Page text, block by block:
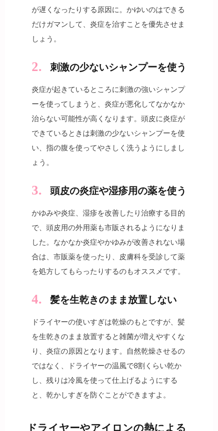
が遅くなったりする原因に。かゆいのはできる
だけガマンして、炎症を治すことを優先させま
しょう。
刺激の少ないシャンプーを使う
炎症が起きているところに刺激の強いシャンプ
ーを使ってしまうと、炎症が悪化してなかなか
治らない可能性が高くなります。頭皮に炎症が
できているときは刺激の少ないシャンプーを使
い、指の腹を使ってやさしく洗うようにしまし
ょう。
頭皮の炎症や湿疹用の薬を使う
かゆみや炎症、湿疹を改善したり治療する目的
で、頭皮用の外用薬も市販されるようになりま
した。なかなか炎症やかゆみが改善されない場
合は、市販薬を使ったり、皮膚科を受診して薬
を処方してもらったりするのもオススメです。
髪を生乾きのまま放置しない
ドライヤーの使いすぎは乾燥のもとですが、髪
を生乾きのまま放置すると雑菌が増えやすくな
り、炎症の原因となります。自然乾燥させるの
ではなく、ドライヤーの温風で8割くらい乾か
し、残りは冷風を使って仕上げるようにする
と、乾かしすぎを防ぐことができますよ。
ドライヤーやアイロンの熱による